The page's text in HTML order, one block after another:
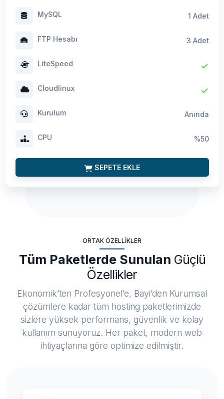
MySQL 1 Adet
FTP Hesabı 3 Adet
LiteSpeed
Cloudlinux
Kurulum Anında
CPU %50
SEPETE EKLE
ORTAK ÖZELLIKLER
Tüm Paketlerde Sunulan Güçlü
Özellikler
Ekonomik’ten Profesyonel’e, Bayi’den Kurumsal
çözümlere kadar tüm hosting paketlerimizde
sizlere yüksek performans, güvenlik ve kolay
kullanım sunuyoruz. Her paket, modern web
ihtiyaçlarına göre optimize edilmiştir.